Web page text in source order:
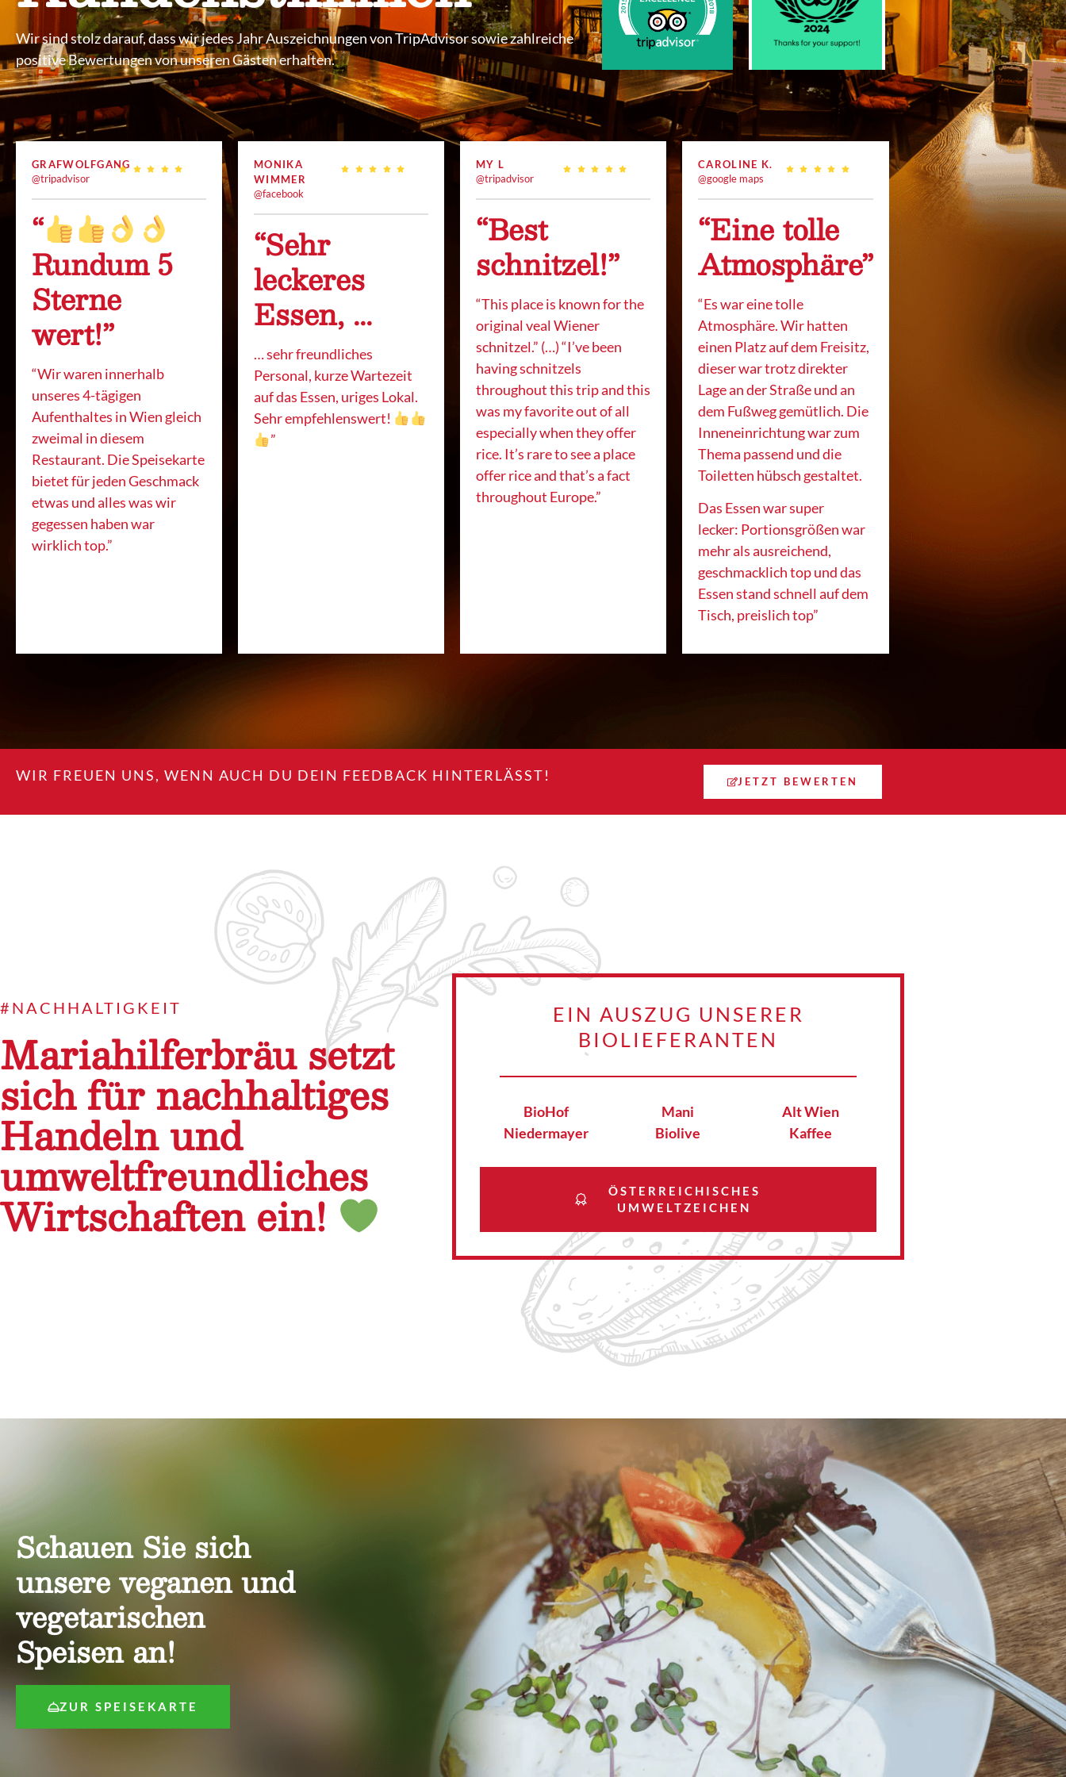
Wir sind stolz darauf, dass wir jedes Jahr Auszeichnungen von TripAdvisor sowie zahlreiche
positive Bewertungen von unseren Gästen erhalten.
GRAFWOLFGANG
@tripadvisor
“
Rundum 5
Sterne
wert!”
“Wir waren innerhalb
unseres 4-tägigen
Aufenthaltes in Wien gleich
zweimal in diesem
Restaurant. Die Speisekarte
bietet für jeden Geschmack
etwas und alles was wir
gegessen haben war
wirklich top.”
MONIKA
WIMMER
@facebook
“Sehr
leckeres
Essen, ...
… sehr freundliches
Personal, kurze Wartezeit
auf das Essen, uriges Lokal.
Sehr empfehlenswert!
”
MY L
@tripadvisor
“Best
schnitzel!”
“This place is known for the
original veal Wiener
schnitzel.” (…) “I’ve been
having schnitzels
throughout this trip and this
was my favorite out of all
especially when they offer
rice. It’s rare to see a place
offer rice and that’s a fact
throughout Europe.”
CAROLINE K.
@google maps
“Eine tolle
Atmosphäre”
“Es war eine tolle
Atmosphäre. Wir hatten
einen Platz auf dem Freisitz,
dieser war trotz direkter
Lage an der Straße und an
dem Fußweg gemütlich. Die
Inneneinrichtung war zum
Thema passend und die
Toiletten hübsch gestaltet.
Das Essen war super
lecker: Portionsgrößen war
mehr als ausreichend,
geschmacklich top und das
Essen stand schnell auf dem
Tisch, preislich top”
WIR FREUEN UNS, WENN AUCH DU DEIN FEEDBACK HINTERLÄSST! JETZT BEWERTEN
#NACHHALTIGKEIT
Mariahilferbräu setzt
sich für nachhaltiges
Handeln und
umweltfreundliches
Wirtschaften ein!
EIN AUSZUG UNSERER
BIOLIEFERANTEN
BioHof
Niedermayer
Mani
Biolive
Alt Wien
Kaffee
ÖSTERREICHISCHES
UMWELTZEICHEN
Schauen Sie sich
unsere veganen und
vegetarischen
Speisen an!
ZUR SPEISEKARTE